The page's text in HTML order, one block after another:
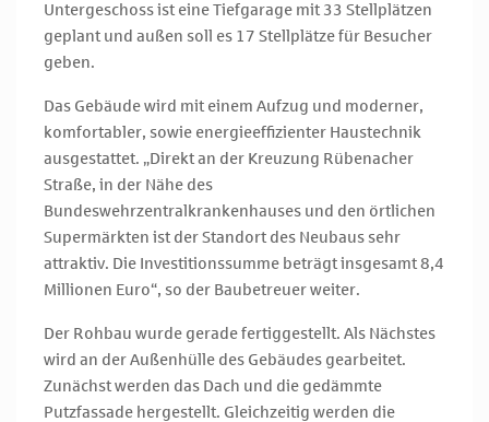
Untergeschoss ist eine Tiefgarage mit 33 Stellplätzen
geplant und außen soll es 17 Stellplätze für Besucher
geben.
Das Gebäude wird mit einem Aufzug und moderner,
komfortabler, sowie energieeffizienter Haustechnik
ausgestattet. „Direkt an der Kreuzung Rübenacher
Straße, in der Nähe des
Bundeswehrzentralkrankenhauses und den örtlichen
Supermärkten ist der Standort des Neubaus sehr
attraktiv. Die Investitionssumme beträgt insgesamt 8,4
Millionen Euro“, so der Baubetreuer weiter.
Der Rohbau wurde gerade fertiggestellt. Als Nächstes
wird an der Außenhülle des Gebäudes gearbeitet.
Zunächst werden das Dach und die gedämmte
Putzfassade hergestellt. Gleichzeitig werden die